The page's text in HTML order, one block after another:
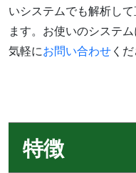
いシステムでも解析し
ます。お使いのシステ
気軽にお問い合わせくだ
特徴